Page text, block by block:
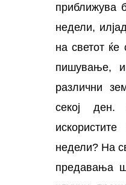
приближува
недели,
на светот ќе
пишување,
различни
секој
недели? На
предавања